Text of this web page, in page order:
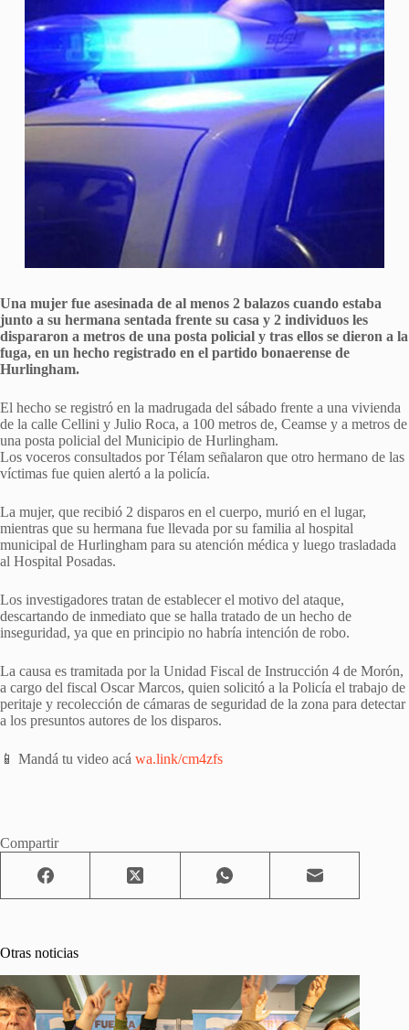
Una mujer fue asesinada de al menos 2 balazos cuando estaba
junto a su hermana sentada frente su casa y 2 individuos les
dispararon a metros de una posta policial y tras ellos se dieron a la
fuga, en un hecho registrado en el partido bonaerense de
Hurlingham.
El hecho se registró en la madrugada del sábado frente a una vivienda
de la calle Cellini y Julio Roca, a 100 metros de, Ceamse y a metros de
una posta policial del Municipio de Hurlingham.
Los voceros consultados por Télam señalaron que otro hermano de las
víctimas fue quien alertó a la policía.
La mujer, que recibió 2 disparos en el cuerpo, murió en el lugar,
mientras que su hermana fue llevada por su familia al hospital
municipal de Hurlingham para su atención médica y luego trasladada
al Hospital Posadas.
Los investigadores tratan de establecer el motivo del ataque,
descartando de inmediato que se halla tratado de un hecho de
inseguridad, ya que en principio no habría intención de robo.
La causa es tramitada por la Unidad Fiscal de Instrucción 4 de Morón,
a cargo del fiscal Oscar Marcos, quien solicitó a la Policía el trabajo de
peritaje y recolección de cámaras de seguridad de la zona para detectar
a los presuntos autores de los disparos.
📱 Mandá tu video acá wa.link/cm4zfs
Compartir
Otras noticias